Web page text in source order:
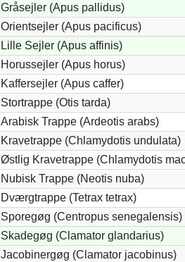
Gråsejler (Apus pallidus)
Orientsejler (Apus pacificus)
Lille Sejler (Apus affinis)
Horussejler (Apus horus)
Kaffersejler (Apus caffer)
Stortrappe (Otis tarda)
Arabisk Trappe (Ardeotis arabs)
Kravetrappe (Chlamydotis undulata)
Østlig Kravetrappe (Chlamydotis
Nubisk Trappe (Neotis nuba)
Dværgtrappe (Tetrax tetrax)
Sporegøg (Centropus senegalensis)
Skadegøg (Clamator glandarius)
Jacobinergøg (Clamator jacobinus)